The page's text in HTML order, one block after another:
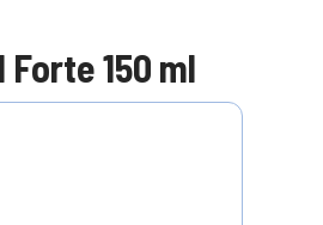
Forte 150 ml